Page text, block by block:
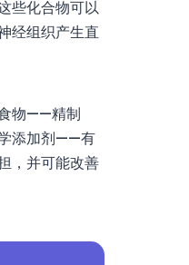
些化合物可以
经组织产生直
物——精制
添加剂——有
，并可能改善